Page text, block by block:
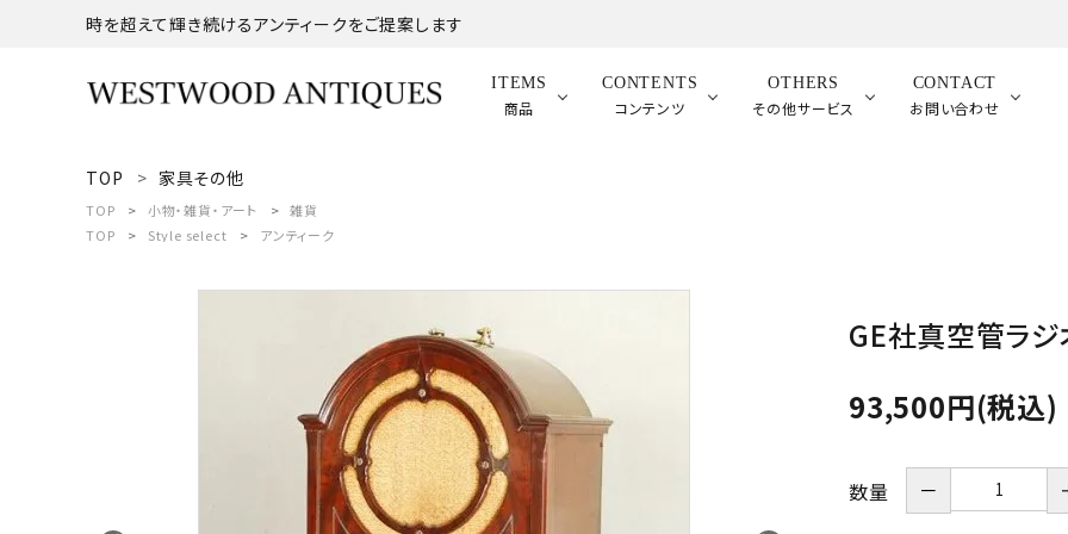
時を超えて輝き続けるアンティークをご提案します
ITEMS
商品
CONTENTS
コンテンツ
OTHERS
その他サービス
CONTACT
お問い合わせ
TOP 家具その他
TOP 小物・雑貨・アート
雑貨
TOP
Style select アンティーク
GE社真空管ラジ
93,500円(税込)
数量 －